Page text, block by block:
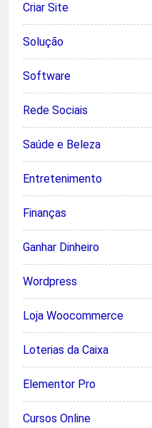
Criar Site
Solução
Software
Rede Sociais
Saúde e Beleza
Entretenimento
Finanças
Ganhar Dinheiro
Wordpress
Loja Woocommerce
Loterias da Caixa
Elementor Pro
Cursos Online